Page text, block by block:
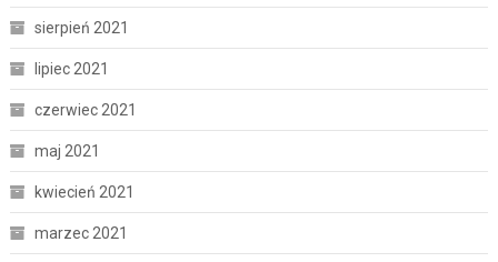
sierpień 2021
lipiec 2021
czerwiec 2021
maj 2021
kwiecień 2021
marzec 2021